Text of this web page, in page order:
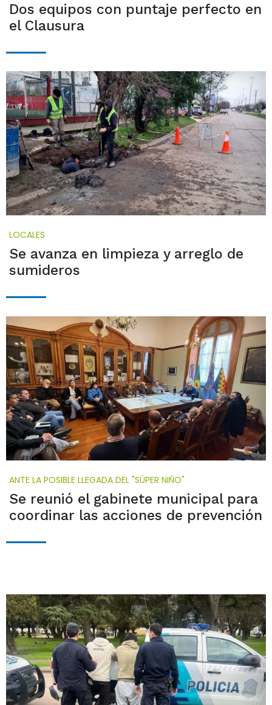
Dos equipos con puntaje perfecto en
el Clausura
LOCALES
Se avanza en limpieza y arreglo de
sumideros
ANTE LA POSIBLE LLEGADA DEL "SÚPER NIÑO"
Se reunió el gabinete municipal para
coordinar las acciones de prevención